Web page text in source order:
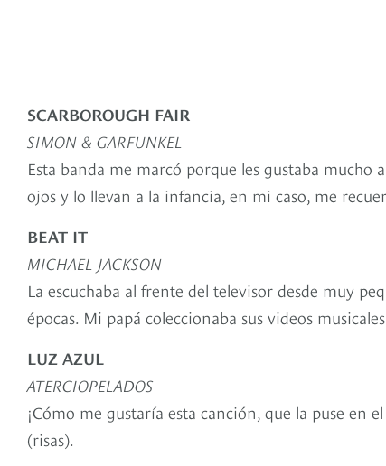
SCARBOROUGH FAIR
SIMON & GARFUNKEL
Esta banda me marcó porque les gustaba mucho
ojos y lo llevan a la infancia, en mi caso, me
BEAT IT
MICHAEL JACKSON
La escuchaba al frente del televisor desde muy
épocas. Mi papá coleccionaba sus videos
LUZ AZUL
ATERCIOPELADOS
¡Cómo me gustaría esta canción, que la puse en
(risas).